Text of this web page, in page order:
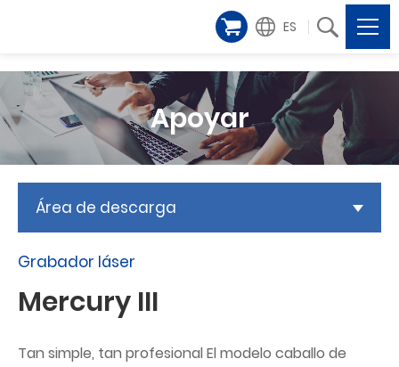
ES
Apoyar
Área de descarga
Grabador láser
Mercury III
Tan simple, tan profesional El modelo caballo de